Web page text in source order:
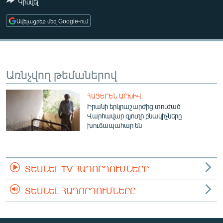
ՄԻՋԱԶԳԱՅԻՆ
ՄՇԱԿՈՒՅԹ
ՍՊՈՐՏ
ՏՏ ԵՒ ԻՆՏԵՐՆԵՏ
ԿՈՐՈՆԱՎԻՐՈՒՍ
ԱՐԽԻՎ
ՏԵՍԱՆՅՈՒԹԵՐ
ՁԳՏԵԼՈՎ ԼԱՎԱԳՈՒՅՆԻՆ
ՓՈԴՔԱՍԹ
Կիսվել
Ավելացրեք մեզ Google-ում
Առնչվող թեմաներով
ՀԱՅԵՐԵՆ ԱՐԽԻՎ
Իրանի երկրաշարժից տուժած
Վարհավար գյուղի բնակիչները
խուճապահար են
ՏԵՍՆԵԼ TV ՀԱՂՈՐԴՈՒՄՆԵՐԸ
ՏԵՍՆԵԼ ՀԱՂՈՐԴՈՒՄՆԵՐԸ